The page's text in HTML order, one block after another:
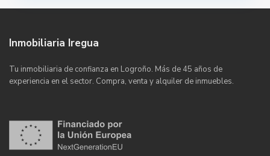
Inmobiliaria Iregua
Tu inmobiliaria de confianza en Logroño. Más de 45 años de
experiencia en el sector. Compra, venta y alquiler de inmuebles.